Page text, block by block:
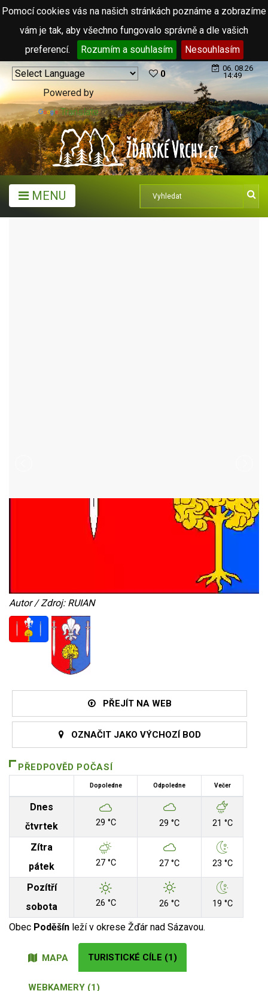
Pomocí cookies vás na našich stránkách poznáme a zobrazíme
vám je tak, aby všechno fungovalo správně a dle vašich
preferencí.
Rozumím a souhlasím Nesouhlasím
Powered by
Translate
0
06. 08.26
14:49
MENU
Autor / Zdroj: RUIAN
PŘEJÍT NA WEB
OZNAČIT JAKO VÝCHOZÍ BOD
PŘEDPOVĚD POČASÍ
Dopoledne Odpoledne Večer
Dnes
čtvrtek
29 °C 29 °C 21 °C
Zítra
pátek
27 °C 27 °C 23 °C
Pozítří
sobota
26 °C 26 °C 19 °C
Obec Poděšín leží v okrese Žďár nad Sázavou.
MAPA TURISTICKÉ CÍLE (1)
WEBKAMERY (1)